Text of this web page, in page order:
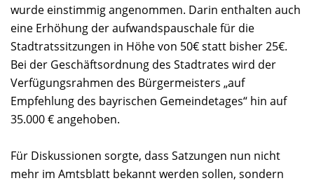
wurde einstimmig angenommen. Darin enthalten auch
eine Erhöhung der aufwandspauschale für die
Stadtratssitzungen in Höhe von 50€ statt bisher 25€.
Bei der Geschäftsordnung des Stadtrates wird der
Verfügungsrahmen des Bürgermeisters „auf
Empfehlung des bayrischen Gemeindetages“ hin auf
35.000 € angehoben.
Für Diskussionen sorgte, dass Satzungen nun nicht
mehr im Amtsblatt bekannt werden sollen, sondern